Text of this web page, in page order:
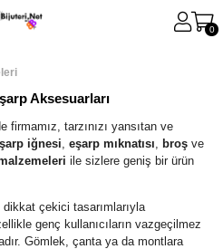
0
Aksesuarları
firmamız, tarzınızı yansıtan ve
iğnesi, eşarp mıknatısı, broş ve
ile sizlere geniş bir ürün
çekici tasarımlarıyla
genç kullanıcıların vazgeçilmez
Gömlek, çanta ya da montlara